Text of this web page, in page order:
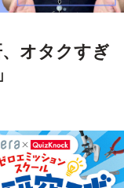
オタクすぎ